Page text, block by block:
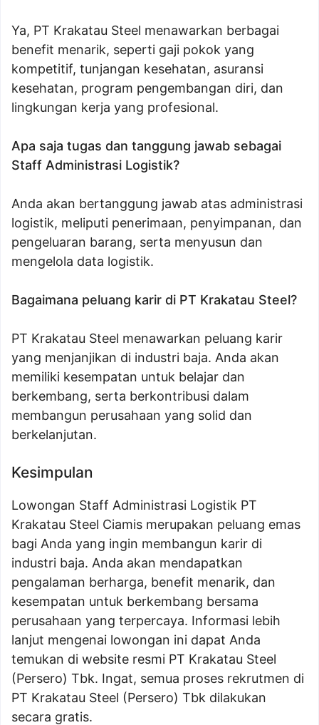
Ya, PT Krakatau Steel menawarkan berbagai
benefit menarik, seperti gaji pokok yang
kompetitif, tunjangan kesehatan, asuransi
kesehatan, program pengembangan diri, dan
lingkungan kerja yang profesional.
Apa saja tugas dan tanggung jawab sebagai
Staff Administrasi Logistik?
Anda akan bertanggung jawab atas administrasi
logistik, meliputi penerimaan, penyimpanan, dan
pengeluaran barang, serta menyusun dan
mengelola data logistik.
Bagaimana peluang karir di PT Krakatau Steel?
PT Krakatau Steel menawarkan peluang karir
yang menjanjikan di industri baja. Anda akan
memiliki kesempatan untuk belajar dan
berkembang, serta berkontribusi dalam
membangun perusahaan yang solid dan
berkelanjutan.
Kesimpulan
Lowongan Staff Administrasi Logistik PT
Krakatau Steel Ciamis merupakan peluang emas
bagi Anda yang ingin membangun karir di
industri baja. Anda akan mendapatkan
pengalaman berharga, benefit menarik, dan
kesempatan untuk berkembang bersama
perusahaan yang terpercaya. Informasi lebih
lanjut mengenai lowongan ini dapat Anda
temukan di website resmi PT Krakatau Steel
(Persero) Tbk. Ingat, semua proses rekrutmen di
PT Krakatau Steel (Persero) Tbk dilakukan
secara gratis.